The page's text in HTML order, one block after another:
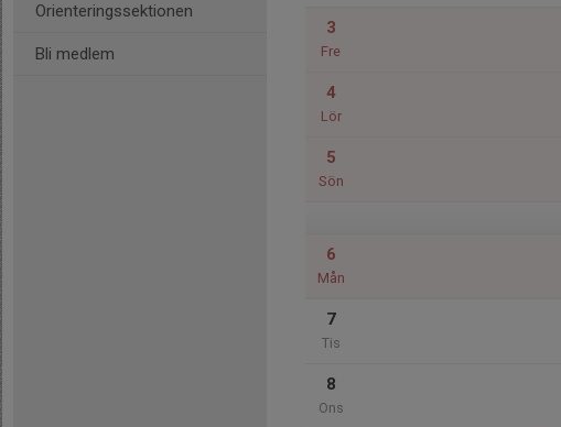
Orienteringssektionen
Bli medlem
3
Fre
4
Lör
5
Sön
6
Mån
7
Tis
8
Ons